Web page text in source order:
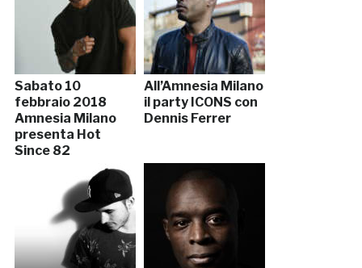
Sabato 10
febbraio 2018
Amnesia Milano
presenta Hot
Since 82
All’Amnesia Milano
il party ICONS con
Dennis Ferrer